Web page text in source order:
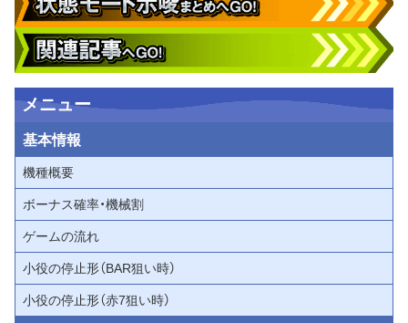
メニュー
基本情報
機種概要
ボーナス確率・機械割
ゲームの流れ
小役の停止形（BAR狙い時）
小役の停止形（赤7狙い時）